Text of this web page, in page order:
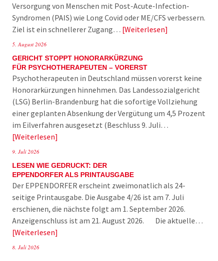
Versorgung von Menschen mit Post-Acute-Infection-
Syndromen (PAIS) wie Long Covid oder ME/CFS verbessern.
Ziel ist ein schnellerer Zugang… Weiterlesen
5. August 2026
GERICHT STOPPT HONORARKÜRZUNG
FÜR PSYCHOTHERAPEUTEN – VORERST
Psychotherapeuten in Deutschland müssen vorerst keine
Honorarkürzungen hinnehmen. Das Landessozialgericht
(LSG) Berlin-Brandenburg hat die sofortige Vollziehung
einer geplanten Absenkung der Vergütung um 4,5 Prozent
im Eilverfahren ausgesetzt (Beschluss 9. Juli…
Weiterlesen
9. Juli 2026
LESEN WIE GEDRUCKT: DER
EPPENDORFER ALS PRINTAUSGABE
Der EPPENDORFER erscheint zweimonatlich als 24-
seitige Printausgabe. Die Ausgabe 4/26 ist am 7. Juli
erschienen, die nächste folgt am 1. September 2026.
Anzeigenschluss ist am 21. August 2026. Die aktuelle…
Weiterlesen
8. Juli 2026